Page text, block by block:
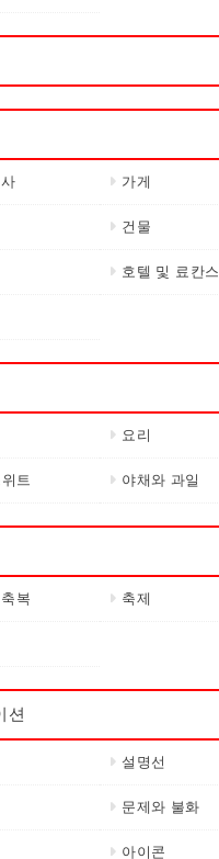
가게
건물
호텔 및 료칸스
요리
트 야채와 과일
복 축제
션
설명선
문제와 불화
아이콘